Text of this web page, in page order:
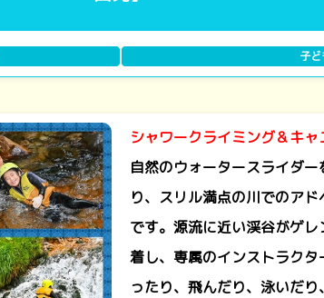
子
シャワークライミング＆キ
自然のウォータースライダ
り、スリル満点の川でのア
です。源流に近い渓谷がゲ
着し、専属のインストラク
ったり、飛んだり、泳いだ